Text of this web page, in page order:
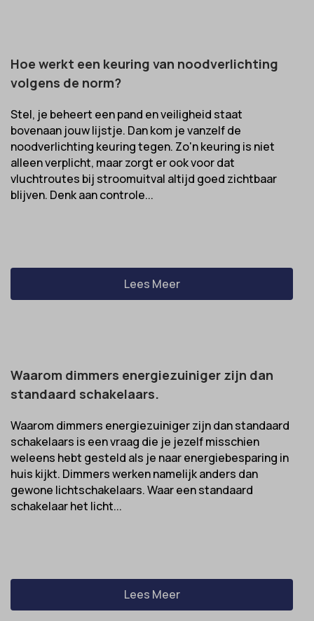
Hoe werkt een keuring van noodverlichting
volgens de norm?
Stel, je beheert een pand en veiligheid staat
bovenaan jouw lijstje. Dan kom je vanzelf de
noodverlichting keuring tegen. Zo'n keuring is niet
alleen verplicht, maar zorgt er ook voor dat
vluchtroutes bij stroomuitval altijd goed zichtbaar
blijven. Denk aan controle...
Lees Meer
Waarom dimmers energiezuiniger zijn dan
standaard schakelaars.
Waarom dimmers energiezuiniger zijn dan standaard
schakelaars is een vraag die je jezelf misschien
weleens hebt gesteld als je naar energiebesparing in
huis kijkt. Dimmers werken namelijk anders dan
gewone lichtschakelaars. Waar een standaard
schakelaar het licht...
Lees Meer